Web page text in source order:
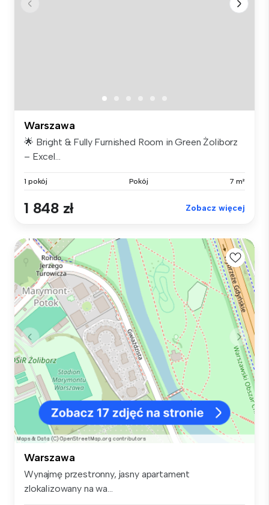
Warszawa
🌟 Bright & Fully Furnished Room in Green Żoliborz
– Excel...
1 pokój Pokój 7 m²
1 848 zł Zobacz więcej
Warszawa
Wynajmę przestronny, jasny apartament
zlokalizowany na wa...